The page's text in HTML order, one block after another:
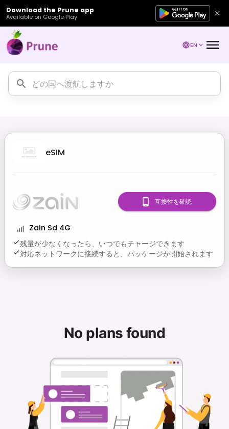
Download the Prune app
Available on Google Play
EN
eSIM
Zain Sd 4G
残量が少なくなったら、いつでもチャージできます
対応ネットワークに接続すると、パッケージが開始されます
互換性を確認
No plans found